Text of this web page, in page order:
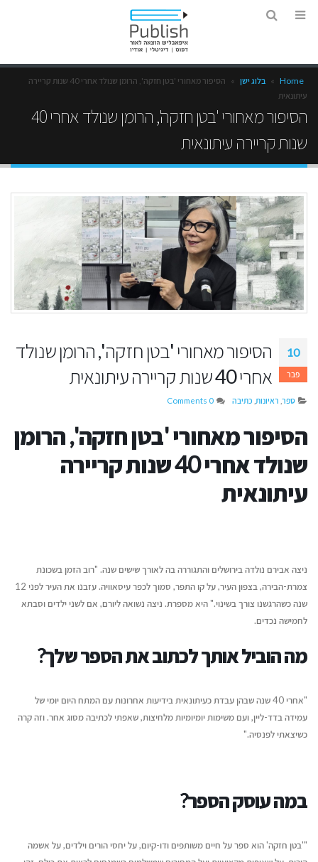
Home
» בלוג ישן »
הסיפור מאחורי 'בטן חזקה', הרומן שנולד אחרי 40 שנות קריירה
עיתונאית
הסיפור מאחורי 'בטן חזקה', הרומן שנולד אחרי 40
שנות קריירה עיתונאית
10
פבר
הסיפור מאחורי 'בטן חזקה', הרומן שנולד
אחרי 40 שנות קריירה עיתונאית
ספר, ראיונות כתיבה 0 Comments
הסיפור מאחורי 'בטן חזקה',הרומן
שנולד אחרי 40 שנות קריירה
עיתונאית
ניצה אבירם נולדה בירושלים והתגוררה בה לאורך שישים שנה. "רוב הזמן בשכונת
צמרת-הבירה, בצפון העיר, על קו התפר, סמוך לכפר עיסאוויה. עזבנו את העיר לפני 12
שנה כשהרגשנו צורך בשינוי." היא מספרת. ניצה נשואה ליורם, אם לשני ילדים וסבתא
לחמישה נכדים.
מה הוביל אותך לכתוב את הספר שלך?
"אחרי 40 שנה שבהן עבדת כעיתונאית בידיעות אחרונות
עם המתח היום יומי של
עמידה בדד-ליין, ועם משימות יומיומיות מלחיצות, שאפתי לכתיבה מסוג אחר. וזה קרה
כשיצאתי לפנסיה."
במה עוסק הספר?
"'בטן חזקה' הוא ספר על חיים משותפים ודו-קיום, על יחסי הורים וילדים, על אשמה
הזדמנות גדולה לקולות ייחודיים
איך לשמור על קול אותנטי
התחרויות והפרסים
לסופרים בארץ
ליצירת זוגיות
יולי 14, 2026
מעבר לדפים – איך
יולי 12, 2026